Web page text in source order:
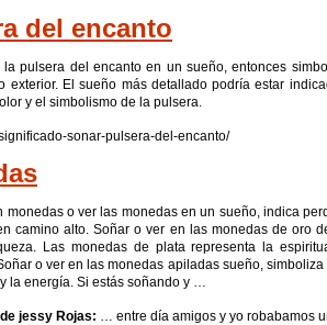
del encanto
lapulsera del encanto en un sueño, entonces
exterior. El sueño más detallado podría estar
y el simbolismo de la pulsera.
sonar-pulsera-del-encanto/
monedas o ver las monedas en un sueño, indica
camino alto.Soñar o ver en las monedas de oro
Las monedas de platarepresenta la
o ver en las monedas apiladas sueño,
y la energía. Si estás soñando y …
jessy Rojas: … entre día amigos y yo robabamos